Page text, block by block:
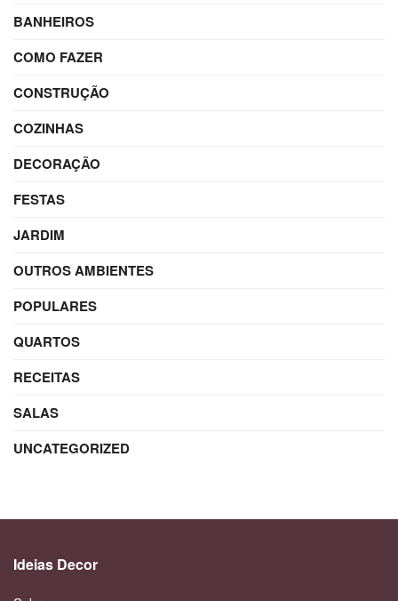
BANHEIROS
COMO FAZER
CONSTRUÇÃO
COZINHAS
DECORAÇÃO
FESTAS
JARDIM
OUTROS AMBIENTES
POPULARES
QUARTOS
RECEITAS
SALAS
UNCATEGORIZED
Ideias Decor